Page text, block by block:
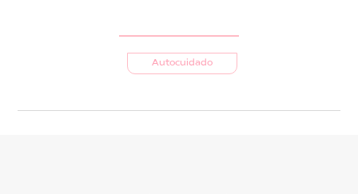
Autocuidado